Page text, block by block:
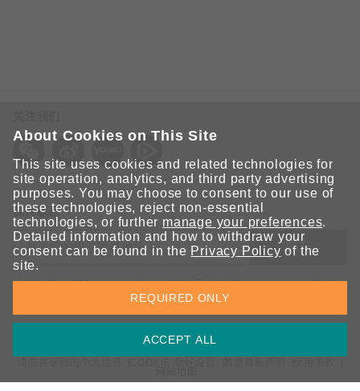
保持联系
提交
欢迎注册，获取 Moxa 解决方案的最新资讯。Moxa 充分尊重
您的隐私，绝不会透露您的邮箱信息。
About Cookies on This Site
This site uses cookies and related technologies for
site operation, analytics, and third party advertising
purposes. You may choose to consent to our use of
these technologies, reject non-essential
technologies, or further manage your preferences.
Detailed information and how to withdraw your
consent can be found in the Privacy Policy of the
site.
ACCEPT ALL
REQUIRED ONLY